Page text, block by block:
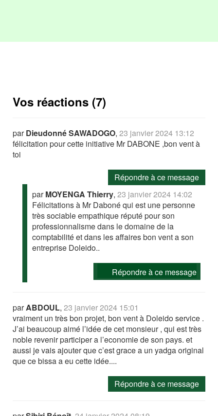
Vos réactions (7)
parDieudonné SAWADOGO,23 janvier 2024 13:12
félicitation pour cette initiative Mr DABONE ,bon vent à
toi
Répondre à ce message
parMOYENGA Thierry,23 janvier 2024 14:02
Félicitations à Mr Daboné qui est une personne
très sociable empathique réputé pour son
professionnalisme dans le domaine de la
comptabilité et dans les affaires bon vent a son
entreprise Doleido..
Répondre à ce message
parABDOUL,23 janvier 2024 15:01
vraiment un très bon projet, bon vent à Doleido service .
J’ai beaucoup aimé l’idée de cet monsieur , qui est très
noble revenir participer a l’economie de son pays. et
aussi je vais ajouter que c’est grace a un yadga original
que ce bissa a eu cette idée....
Répondre à ce message